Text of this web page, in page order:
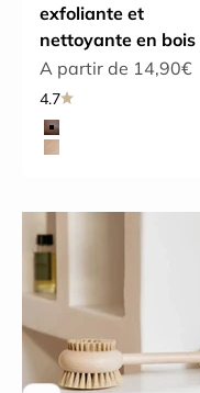
exfoliante et
nettoyante en bois
Prix de vente
A partir de 14,90€
4.7
Choix du bois
Frêne
Hêtre